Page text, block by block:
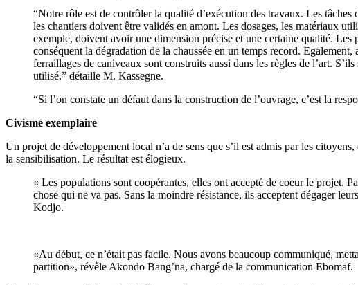
“Notre rôle est de contrôler la qualité d’exécution des travaux. Les
les chantiers doivent être validés en amont. Les dosages, les matériaux
exemple, doivent avoir une dimension précise et une certaine qualité.
conséquent la dégradation de la chaussée en un temps record.
ferraillages de caniveaux sont construits aussi dans les règles de l’art.
utilisé.” détaille M. Kassegne.
“Si l’on constate un défaut dans la construction de l’ouvrage, c’est la
Civisme exemplaire
Un projet de développement local n’a de sens que s’il est admis par les
la sensibilisation. Le résultat est élogieux.
« Les populations sont coopérantes, elles ont accepté de coeur le projet.
chose qui ne va pas. Sans la moindre résistance, ils acceptent dégager
Kodjo.
«Au début, ce n’était pas facile. Nous avons beaucoup communiqué,
partition», révèle Akondo Bang’na, chargé de la communication Ebomaf.